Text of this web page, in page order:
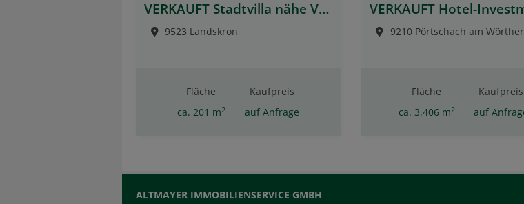
VERKAUFT Stadtvilla nähe Villach mit Gartenpark
9523 Landskron
Fläche
ca. 201 m2
Kaufpreis
auf Anfrage
9210 Pörtschach am
Fläche
ca. 3.406 m2
Kaufpreis
auf
ALTMAYER IMMOBILIENSERVICE GMBH